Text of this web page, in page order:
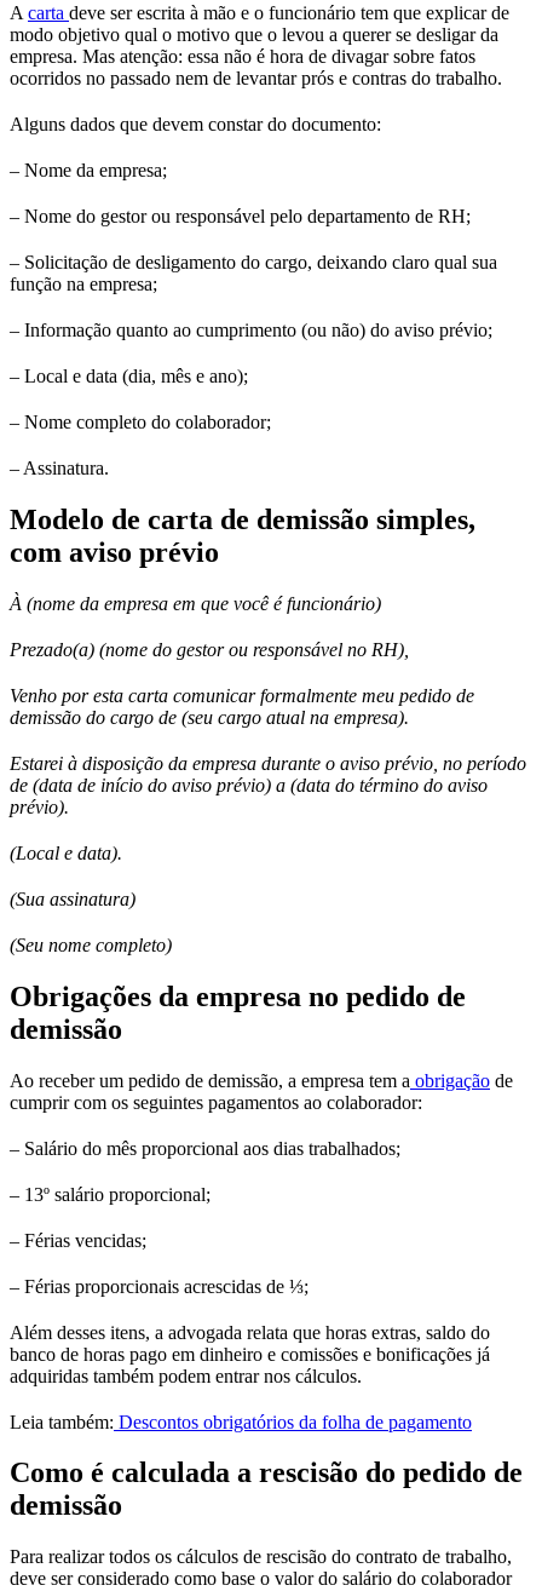
A carta deve ser escrita à mão e o funcionário tem que explicar de
modo objetivo qual o motivo que o levou a querer se desligar da
empresa. Mas atenção: essa não é hora de divagar sobre fatos
ocorridos no passado nem de levantar prós e contras do trabalho.
Alguns dados que devem constar do documento:
– Nome da empresa;
– Nome do gestor ou responsável pelo departamento de RH;
– Solicitação de desligamento do cargo, deixando claro qual sua
função na empresa;
– Informação quanto ao cumprimento (ou não) do aviso prévio;
– Local e data (dia, mês e ano);
– Nome completo do colaborador;
– Assinatura.
Modelo de carta de demissão simples,
com aviso prévio
À (nome da empresa em que você é funcionário)
Prezado(a) (nome do gestor ou responsável no RH),
Venho por esta carta comunicar formalmente meu pedido de
demissão do cargo de (seu cargo atual na empresa).
Estarei à disposição da empresa durante o aviso prévio, no período
de (data de início do aviso prévio) a (data do término do aviso
prévio).
(Local e data).
(Sua assinatura)
(Seu nome completo)
Obrigações da empresa no pedido de
demissão
Ao receber um pedido de demissão, a empresa tem a obrigação de
cumprir com os seguintes pagamentos ao colaborador:
– Salário do mês proporcional aos dias trabalhados;
– 13º salário proporcional;
– Férias vencidas;
– Férias proporcionais acrescidas de ⅓;
Além desses itens, a advogada relata que horas extras, saldo do
banco de horas pago em dinheiro e comissões e bonificações já
adquiridas também podem entrar nos cálculos.
Leia também: Descontos obrigatórios da folha de pagamento
Como é calculada a rescisão do pedido de
demissão
Para realizar todos os cálculos de rescisão do contrato de trabalho,
deve ser considerado como base o valor do salário do colaborador